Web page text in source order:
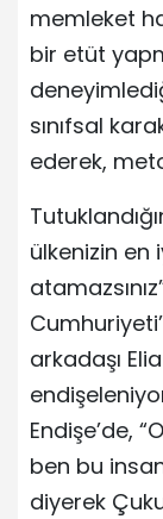
memleket
bir etüt
sınıfsal
ederek,
ülkenizin en
arkadaşı
Endişe’de,
ben bu
diyerek